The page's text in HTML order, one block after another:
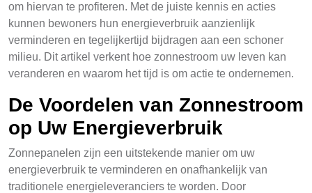
om hiervan te profiteren. Met de juiste kennis en acties
kunnen bewoners hun energieverbruik aanzienlijk
verminderen en tegelijkertijd bijdragen aan een schoner
milieu. Dit artikel verkent hoe zonnestroom uw leven kan
veranderen en waarom het tijd is om actie te ondernemen.
De Voordelen van Zonnestroom
op Uw Energieverbruik
Zonnepanelen zijn een uitstekende manier om uw
energieverbruik te verminderen en onafhankelijk van
traditionele energieleveranciers te worden. Door